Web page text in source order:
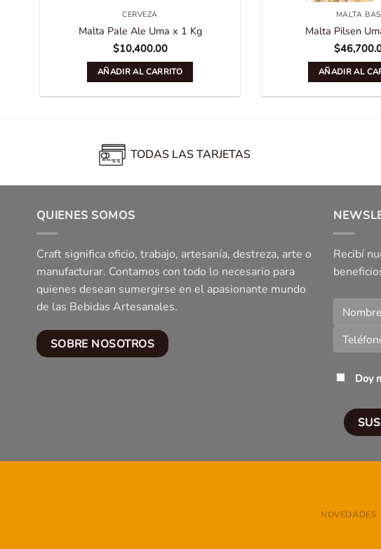
CERVEZA
Malta Pale Ale Uma x 1 Kg
$10,400.00
AÑADIR AL CARRITO
MALTA
Malta Pilsen
$
AÑADIR AL
TODAS LAS TARJETAS
QUIENES SOMOS
Craft significa oficio, trabajo, artesanía, destreza, arte o
manufacturar. Contamos con todo lo necesario para
quienes desean sumergirse en el apasionante mundo
de las Bebidas Artesanales.
SOBRE NOSOTROS
Recibí
Doy
NOVEDADES